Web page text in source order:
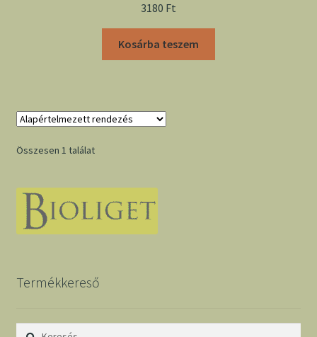
3180 Ft
Kosárba teszem
Összesen 1 találat
Termékkereső
Keresés: